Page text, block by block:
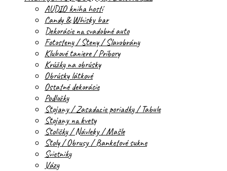
AUDIO kniha hostí
Candy & Whisky bar
Dekorácie na svadobné auto
Fotosteny / Steny / Slavobrány
Klubové taniere / Príbory
Krúžky na obrúsky
Obrúsky látkové
Ostatné dekorácie
Podložky
Stojany / Zasadacie poriadky / Tabule
Stojany na kvety
Stoličky / Návleky / Mašle
Stoly / Obrusy / Banketové sukne
Svietniky
Vázy